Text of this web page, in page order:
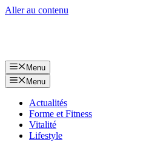
Aller au contenu
Menu
Menu
Actualités
Forme et Fitness
Vitalité
Lifestyle